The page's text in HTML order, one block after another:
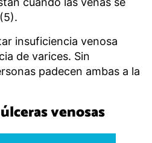
insuficiencia venosa
de varices. Sin
padecen ambas a la
venosas